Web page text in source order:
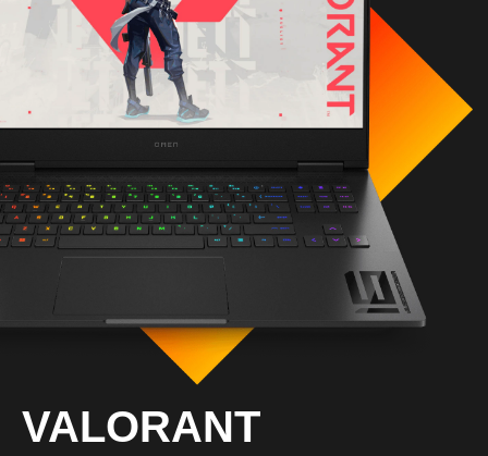
VALORANT